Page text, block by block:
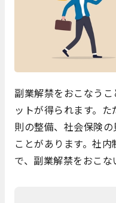
副業解禁をおこなう
ットが得られます。
則の整備、社会保険
ことがあります。社
で、副業解禁をおこな